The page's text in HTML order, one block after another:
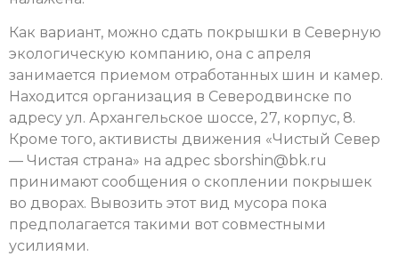
Как вариант, можно сдать покрышки в Северную
экологическую компанию, она с апреля
занимается приемом отработанных шин и камер.
Находится организация в Северодвинске по
адресу ул. Архангельское шоссе, 27, корпус, 8.
Кроме того, активисты движения «Чистый Север
— Чистая страна» на адрес sborshin@bk.ru
принимают сообщения о скоплении покрышек
во дворах. Вывозить этот вид мусора пока
предполагается такими вот совместными
усилиями.